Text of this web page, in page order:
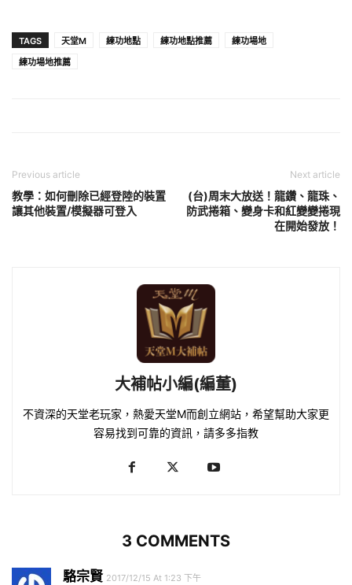
TAGS 天堂M 練功地點 練功地點推薦
練功場地
練功場地推薦
Previous article
教學：如何刪除已經登陸的裝置
讓其他裝置/模擬器可登入
Next article
(台)周末大放送！龍鑽、龍珠、
防武捲箱、變身卡和紅變變捲現
在開始發放！
大補帖小編(編董)
不資深的天堂老玩家，熱愛天堂M而創立網站，希望幫助大家更
容易找到可靠的資訊，請多多指教
3 COMMENTS
駱宗賢 2017/12/15 At 1:23 下午